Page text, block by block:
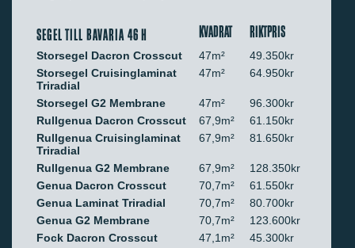
SEGEL TILL BAVARIA 46 H KVADRAT RIKTPRIS
Storsegel Dacron Crosscut 47m²
49.350kr
Storsegel Cruisinglaminat
Triradial
47m² 64.950kr
Storsegel G2 Membrane 47m²
96.300kr
Rullgenua Dacron Crosscut
67,9m²
61.150kr
Rullgenua Cruisinglaminat
Triradial
67,9m² 81.650kr
Rullgenua G2 Membrane 67,9m²
128.350kr
Genua Dacron Crosscut
70,7m²
61.550kr
Genua Laminat Triradial
70,7m²
80.700kr
Genua G2 Membrane
70,7m²
123.600kr
Fock Dacron Crosscut
47,1m²
45.300kr